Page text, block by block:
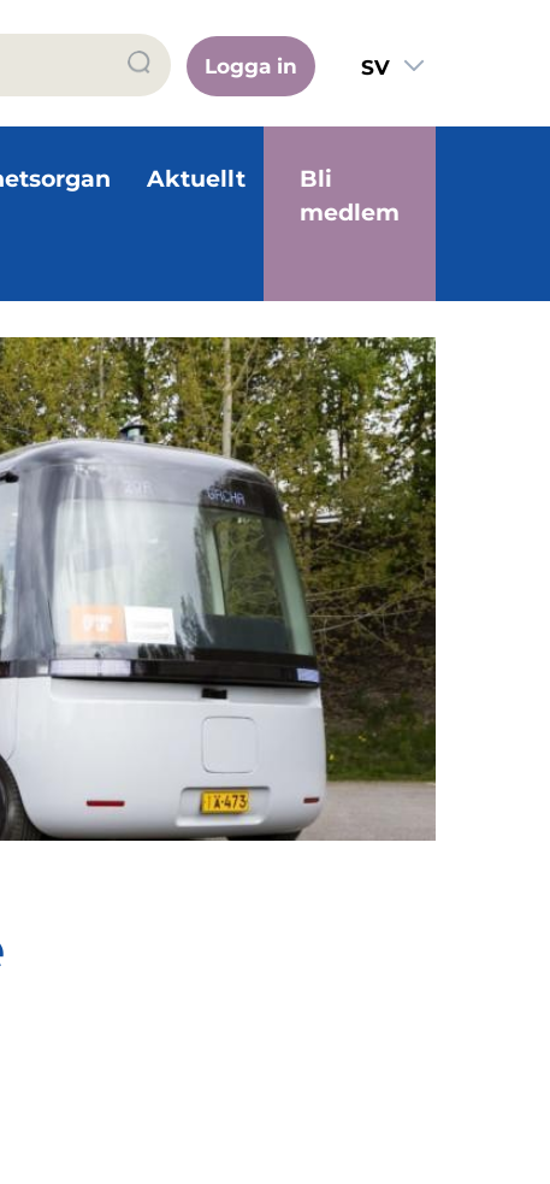
Logga in
SV
Aktuellt
Bli
medlem